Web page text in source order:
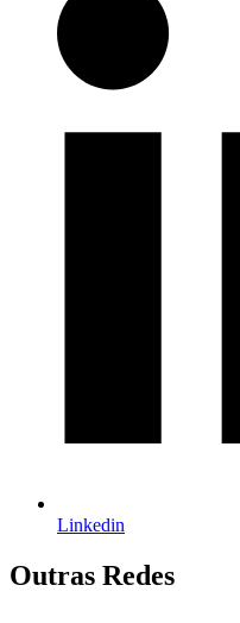
Linkedin
Outras Redes